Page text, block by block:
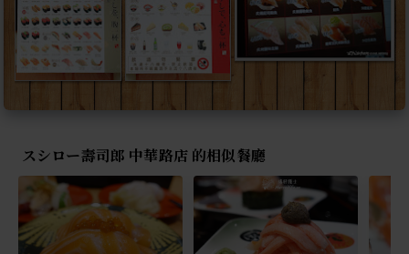
スシロー壽司郎 中華路店 的相似餐廳